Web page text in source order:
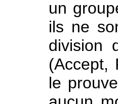
un
ils ne
division
(Accept,
le